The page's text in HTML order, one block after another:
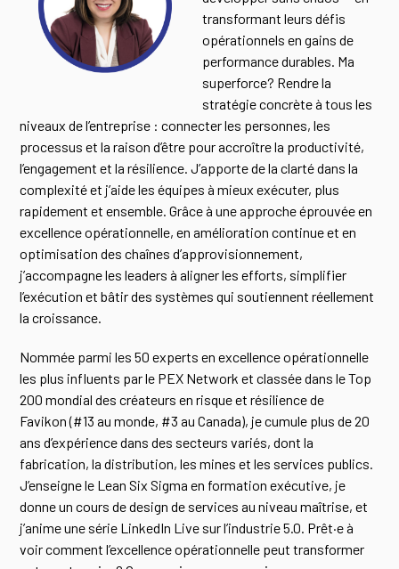
transformant leurs défis
opérationnels en gains de
performance durables. Ma
superforce? Rendre la
stratégie concrète à tous les
niveaux de l’entreprise : connecter les personnes, les
processus et la raison d’être pour accroître la productivité,
l’engagement et la résilience. J’apporte de la clarté dans la
complexité et j’aide les équipes à mieux exécuter, plus
rapidement et ensemble. Grâce à une approche éprouvée en
excellence opérationnelle, en amélioration continue et en
optimisation des chaînes d’approvisionnement,
j’accompagne les leaders à aligner les efforts, simplifier
l’exécution et bâtir des systèmes qui soutiennent réellement
la croissance.
Nommée parmi les 50 experts en excellence opérationnelle
les plus influents par le PEX Network et classée dans leTop
200 mondial des créateurs en risque et résilience de
Favikon (#13 au monde, #3 au Canada), je cumule plus de 20
ans d’expérience dans des secteurs variés, dont la
fabrication, la distribution, les mines et les services publics.
J’enseigne le Lean Six Sigma en formation exécutive, je
donne un cours de design de services au niveau maîtrise, et
j’anime une série LinkedIn Live sur l’industrie 5.0. Prêt·e à
voir comment l’excellence opérationnelle peut transformer